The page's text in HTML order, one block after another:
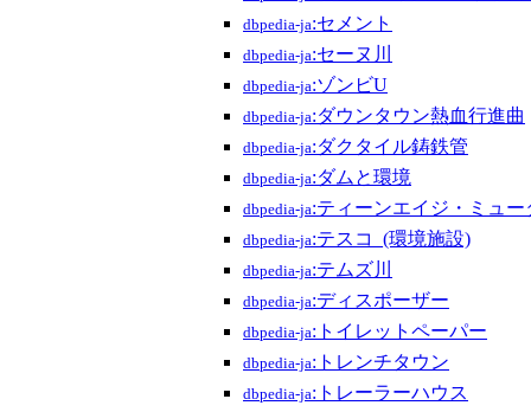
dbpedia-ja:セメント
dbpedia-ja:セーヌ川
dbpedia-ja:ゾンビU
dbpedia-ja:ダウンタウン熱血行進曲
dbpedia-ja:ダクタイル鋳鉄管
dbpedia-ja:ダムと環境
dbpedia-ja:ティーンエイジ・ミュ
dbpedia-ja:テスコ_(環境施設)
dbpedia-ja:テムズ川
dbpedia-ja:ディスポーザー
dbpedia-ja:トイレットペーパー
dbpedia-ja:トレンチタウン
dbpedia-ja:トレーラーハウス